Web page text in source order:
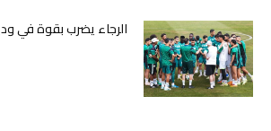
الرجاء يضرب بقوة في